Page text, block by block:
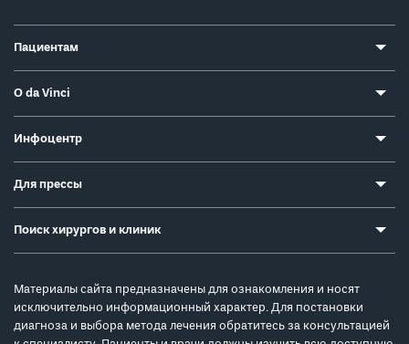
Пациентам
О da Vinci
Инфоцентр
Для прессы
Поиск хирургов и клиник
Материалы сайта предназначены для ознакомления и носят
исключительно информационный характер. Для постановки
диагноза и выбора метода лечения обратитесь за консультацией